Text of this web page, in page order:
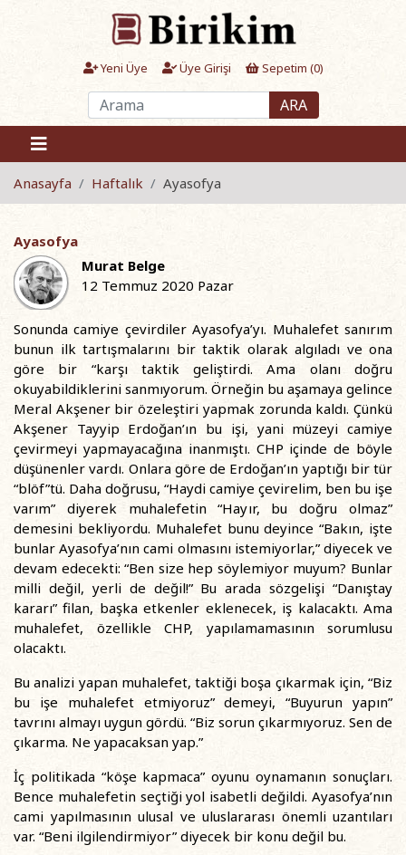
Yeni Üye Üye Girişi Sepetim (0)
ARA
Anasayfa Haftalık Ayasofya
Ayasofya
Murat Belge
12 Temmuz 2020 Pazar
Sonunda camiye çevirdiler Ayasofya’yı. Muhalefet sanırım
bunun ilk tartışmalarını bir taktik olarak algıladı ve ona
göre bir “karşı taktik geliştirdi. Ama olanı doğru
okuyabildiklerini sanmıyorum. Örneğin bu aşamaya gelince
Meral Akşener bir özeleştiri yapmak zorunda kaldı. Çünkü
Akşener Tayyip Erdoğan’ın bu işi, yani müzeyi camiye
çevirmeyi yapmayacağına inanmıştı. CHP içinde de böyle
düşünenler vardı. Onlara göre de Erdoğan’ın yaptığı bir tür
“blöf”tü. Daha doğrusu, “Haydi camiye çevirelim, ben bu işe
varım” diyerek muhalefetin “Hayır, bu doğru olmaz”
demesini bekliyordu. Muhalefet bunu deyince “Bakın, işte
bunlar Ayasofya’nın cami olmasını istemiyorlar,” diyecek ve
devam edecekti: “Ben size hep söylemiyor muyum? Bunlar
milli değil, yerli de değil!” Bu arada sözgelişi “Danıştay
kararı” filan, başka etkenler eklenecek, iş kalacaktı. Ama
muhalefet, özellikle CHP, yapılamamasının sorumlusu
olacaktı.
Bu analizi yapan muhalefet, taktiği boşa çıkarmak için, “Biz
bu işe muhalefet etmiyoruz” demeyi, “Buyurun yapın”
tavrını almayı uygun gördü. “Biz sorun çıkarmıyoruz. Sen de
çıkarma. Ne yapacaksan yap.”
İç politikada “köşe kapmaca” oyunu oynamanın sonuçları.
Bence muhalefetin seçtiği yol isabetli değildi. Ayasofya’nın
cami yapılmasının ulusal ve uluslararası önemli uzantıları
var. “Beni ilgilendirmiyor” diyecek bir konu değil bu.